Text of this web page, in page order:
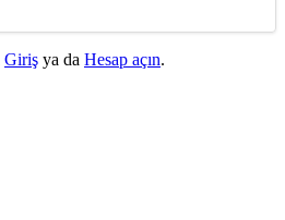
Giriş ya da Hesap açın.